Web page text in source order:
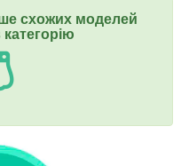
схожих моделей